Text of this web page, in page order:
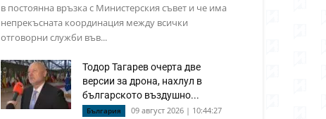
в постоянна връзка с Министерския съвет и че има
непрекъсната координация между всички
отговорни служби във...
Тодор Тагарев очерта две
версии за дрона, нахлул в
българското въздушно...
България 09 август 2026 | 10:44:27